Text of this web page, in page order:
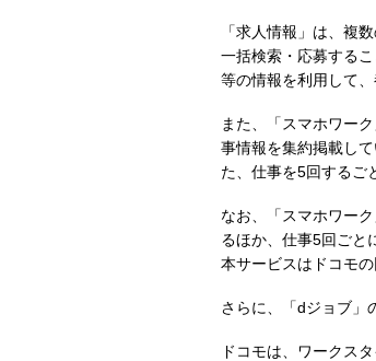
「求人情報」は、複
一括検索・応募する
等の情報を利用して
また、「スマホワー
事情報を集約掲載し
た、仕事を5回するご
なお、「スマホワー
るほか、仕事5回ごと
本サービスはドコモ
さらに、「dジョブ」
ドコモは、ワークス